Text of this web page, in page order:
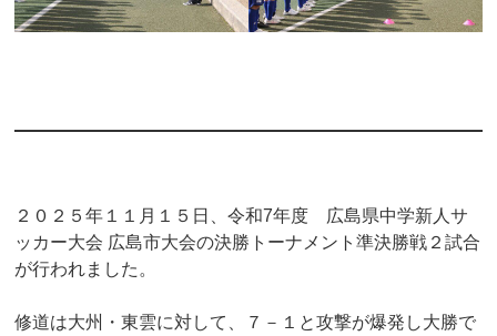
２０２５年１１月１５日、令和7年度 広島県中学新人サ
ッカー大会 広島市大会の決勝トーナメント準決勝戦２試合
が行われました。
修道は大州・東雲に対して、７－１と攻撃が爆発し大勝で